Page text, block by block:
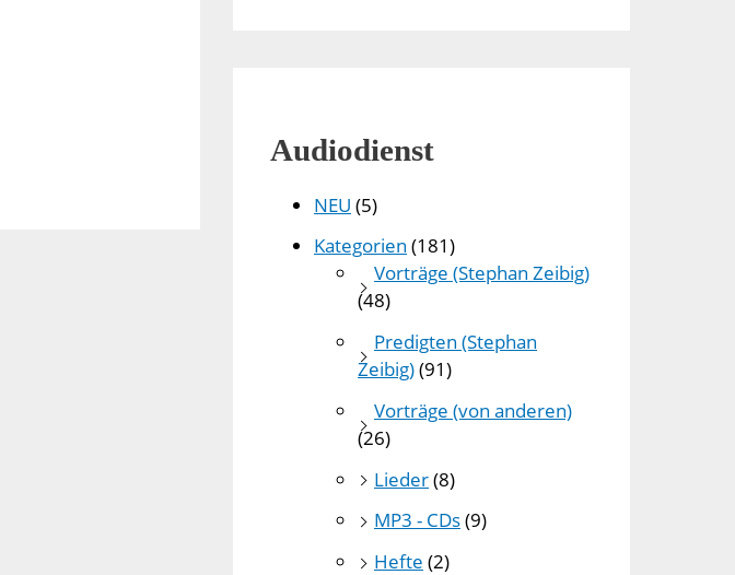
Audiodienst
NEU (5)
Kategorien (181)
Vorträge (Stephan Zeibig)
(48)
Predigten (Stephan
Zeibig)(91)
Vorträge (von anderen)
(26)
Lieder(8)
MP3 - CDs(9)
Hefte (2)